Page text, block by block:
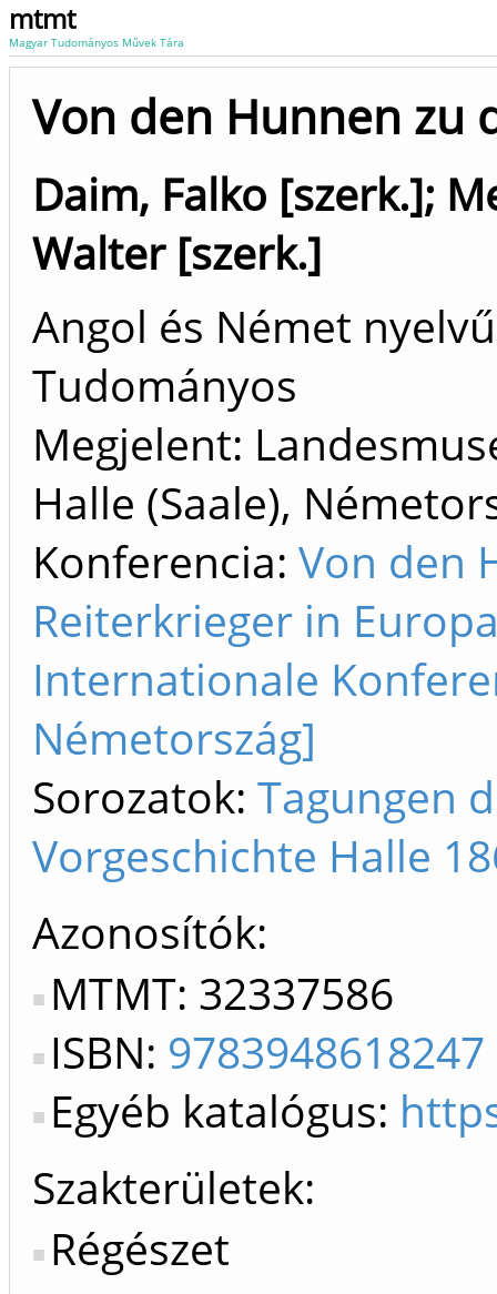
mtmt
Magyar Tudományos Művek Tára
Von den Hunnen zu
Daim, Falko [szerk.];
Walter [szerk.]
Angol és Német
Tudományos
Megjelent:
Halle (Saale),
Konferencia: Von den
Reiterkrieger in
Internationale
Németország]
Sorozatok: Tagungen
Vorgeschichte Halle
Azonosítók
MTMT: 32337586
ISBN: 9783948618247
Egyéb katalógus:
Szakterületek:
Régészet